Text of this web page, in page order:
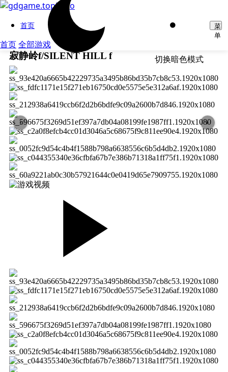
首页
首页全部游戏
切换暗色模式
菜
单
寂静岭f/SILENT HILL f